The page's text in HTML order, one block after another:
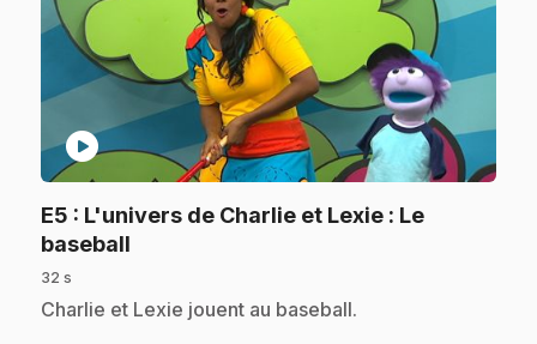
play_circle
E5 : L'univers de Charlie et Lexie : Le
baseball
32 s
.Charlie et Lexie jouent au baseball.